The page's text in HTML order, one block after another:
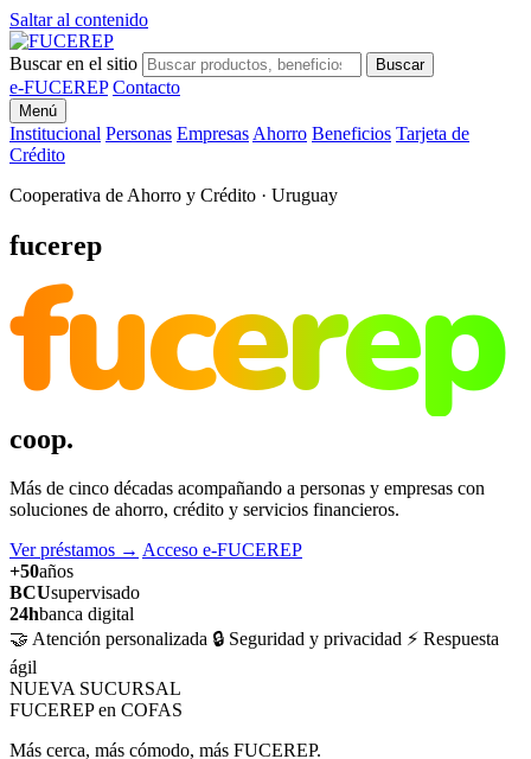
Saltar al contenido
Buscar en el sitio Buscar
e-FUCEREP Contacto
Menú
Institucional Personas Empresas Ahorro Beneficios Tarjeta de
Crédito
Cooperativa de Ahorro y Crédito · Uruguay
fucerep
fucerep
coop.
Más de cinco décadas acompañando a personas y empresas con
soluciones de ahorro, crédito y servicios financieros.
Ver préstamos → Acceso e-FUCEREP
+50años
BCUsupervisado
24hbanca digital
🤝 Atención personalizada 🔒 Seguridad y privacidad ⚡ Respuesta
ágil
NUEVA SUCURSAL
FUCEREP en COFAS
Más cerca, más cómodo, más FUCEREP.